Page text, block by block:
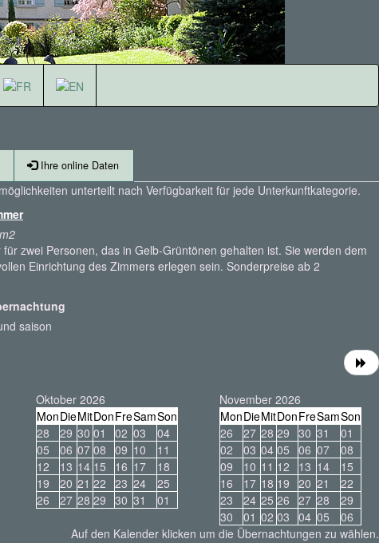
Ihre online Daten
unterteilt nach Verfügbarkeit für jede Unterkunftkategorie.
zwei Personen, das in Gelb-Grüntönen gehalten ist. Sie werden dem
Einrichtung des Zimmers erlegen sein. Sonderpreise ab 2
saison
Oktober 2026
MonDieMitDonFreSamSon
28
29 30 01 02 03
04
05
06 07 08 09 10
11
12
13 14 15 16 17
18
19
20 21 22 23 24
25
26
27 28 29 30 31 01
November 2026
MonDieMitDonFreSamSon
26
27 28 29 30 31
01
02
03 04 05 06 07
08
09
10 11 12 13 14
15
16
17 18 19 20 21
22
23
24 25 26 27 28
29
30
01 02 03 04 05
06
Auf den Kalender klicken um die Übernachtungen zu wählen.